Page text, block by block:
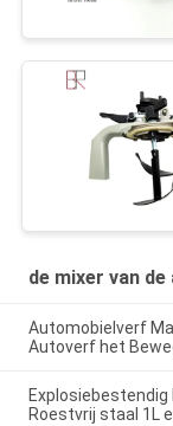
de mixer van
Automobielverf
Autoverf het
Explosiebestendig
Roestvrij staal 1L